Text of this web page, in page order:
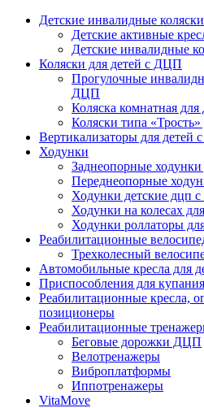
Детские инвалидные коляски
Детские активные
Детские инвалидные
Коляски для детей с ДЦП
Прогулочные
ДЦП
Коляска комнатная
Коляски типа
Вертикализаторы для детей
Ходунки
Заднеопорные ходунки
Переднеопорные
Ходунки детские дцп
Ходунки на колесах
Ходунки роллаторы
Реабилитационные
Трехколесный
Автомобильные кресла для
Приспособления для
Реабилитационные кресла,
позиционеры
Реабилитационные
Беговые дорожки ДЦП
Велотренажеры
Виброплатформы
Иппотренажеры
VitaMove